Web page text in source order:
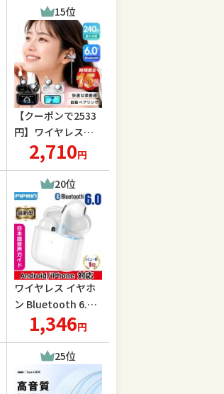
推し活 高倍率 10倍
野外 防振 オートフ
ォーカス スポーツ
観戦 ポイント消化
爆買
15位
【クーポンで2533
円】ワイヤレスイ
ヤホン bluetooth
6.0 耳掛け式 骨伝導
イヤホン タッチデ
ィスプレイ 音漏れ
防止 液晶 瞬間接続
片耳両耳通話 超軽
量 IPX7防水
2,710円
20位
ワイヤレス イヤホ
ン Bluetooth 6.0 F
IPRIN 7192 ステレ
オ 最新版 iPhone 1
7 16 15 14 13 8 x Pl
us 12 Android ヘッ
ドホン オープン記
1,346円
25位